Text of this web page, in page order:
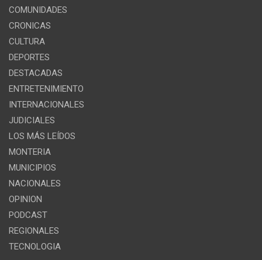
COMUNIDADES
CRONICAS
CULTURA
DEPORTES
DESTACADAS
ENTRETENIMIENTO
INTERNACIONALES
JUDICIALES
LOS MÁS LEÍDOS
MONTERIA
MUNICIPIOS
NACIONALES
OPINION
PODCAST
REGIONALES
TECNOLOGIA